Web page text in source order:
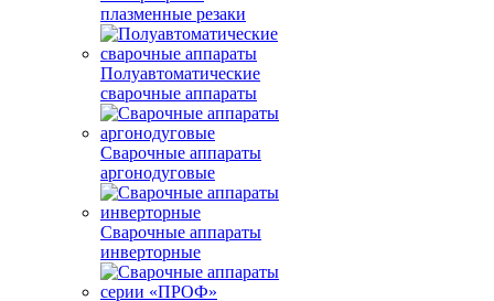
плазменные резаки
Полуавтоматические
сварочные аппараты
Сварочные аппараты
аргонодуговые
Сварочные аппараты
инверторные